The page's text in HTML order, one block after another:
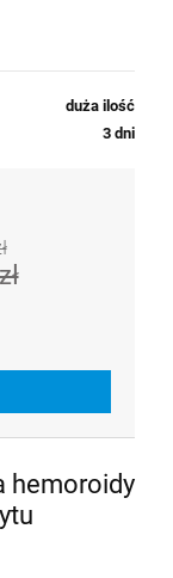
duża ilość
3 dni
hemoroidy